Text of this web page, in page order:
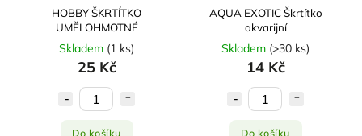
HOBBY ŠKRTÍTKO
UMĚLOHMOTNÉ
Skladem (1 ks)
25 Kč
Do košíku
AQUA EXOTIC Škrtítko
akvarijní
Skladem (>30 ks)
14 Kč
Do košíku